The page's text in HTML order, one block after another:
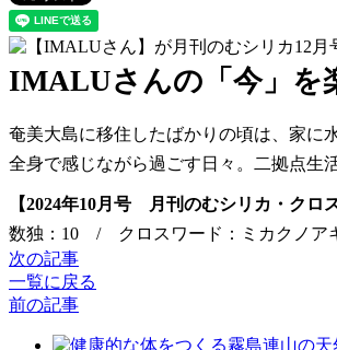
IMALUさんの「今」を
奄美大島に移住したばかりの頃は、家に
全身で感じながら過ごす日々。二拠点生
【2024年10月号 月刊のむシリカ・クロ
数独：10 / クロスワード：ミカクノ
次の記事
一覧に戻る
前の記事